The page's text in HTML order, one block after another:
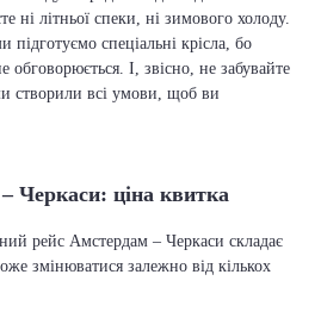
ні літньої спеки, ні зимового холоду.
спеціальні крісла, бо
І, звісно, не забувайте
створили всі умови, щоб ви
Черкаси: ціна квитка
рейс Амстердам – Черкаси складає
змінюватися залежно від кількох